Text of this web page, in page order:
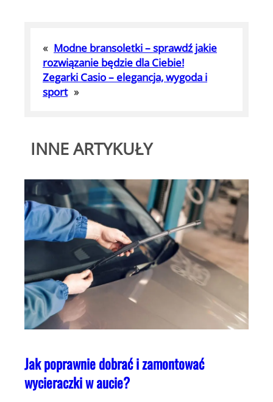
« Modne bransoletki – sprawdź jakie
rozwiązanie będzie dla Ciebie!
Zegarki Casio – elegancja, wygoda i
sport »
INNE ARTYKUŁY
Jak poprawnie dobrać i zamontować
wycieraczki w aucie?